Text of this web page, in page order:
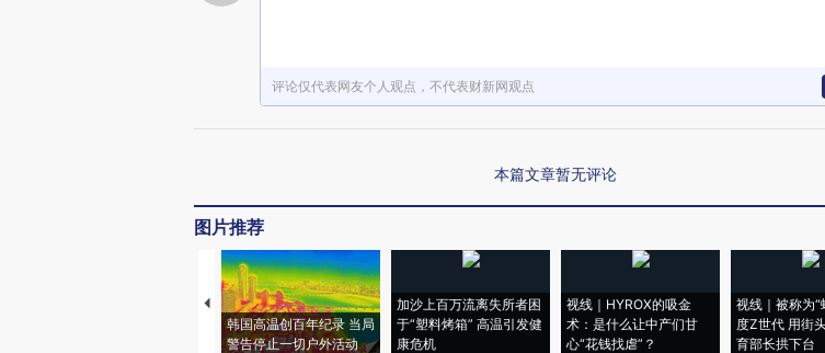
评论仅代表网友个人观点，不代表财新网观点
本篇文章暂无评论
图片推荐
韩国高温创百年纪录 当局
警告停止一切户外活动
加沙上百万流离失所者困
于“塑料烤箱” 高温引发健
康危机
视线｜HYROX的吸金
术：是什么让中产们甘
心“花钱找虐”？
视线｜被称为“
度Z世代 用街
育部长拱下台